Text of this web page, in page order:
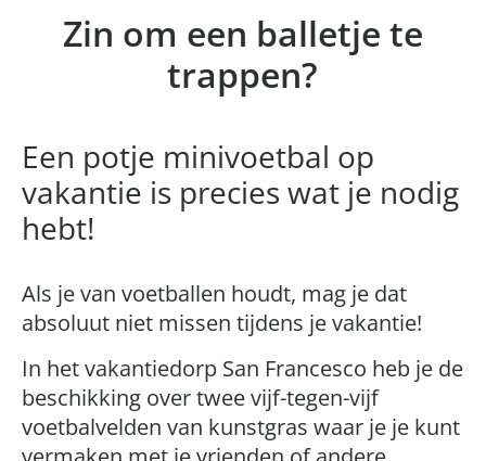
Zin om een balletje te
trappen?
Een potje minivoetbal op
vakantie is precies wat je nodig
hebt!
Als je van voetballen houdt, mag je dat
absoluut niet missen tijdens je vakantie!
In het vakantiedorp San Francesco heb je de
beschikking over twee vijf-tegen-vijf
voetbalvelden van kunstgras waar je je kunt